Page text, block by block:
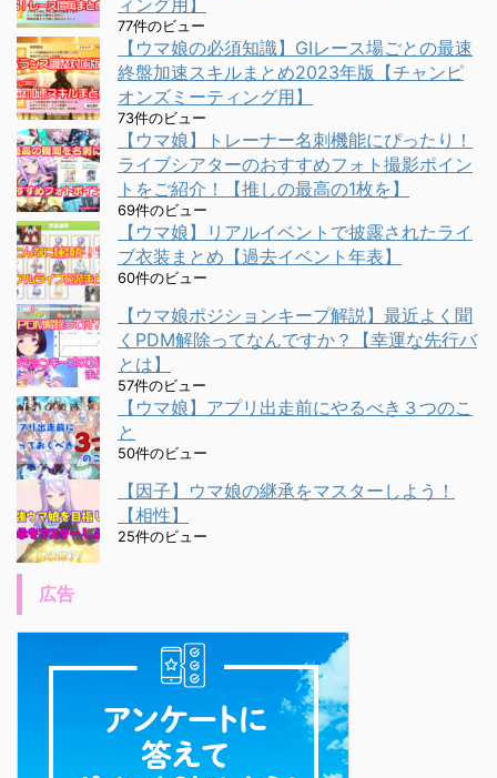
ィング用】
77件のビュー
【ウマ娘の必須知識】GⅠレース場ごとの最速
終盤加速スキルまとめ2023年版【チャンピ
オンズミーティング用】
73件のビュー
【ウマ娘】トレーナー名刺機能にぴったり！
ライブシアターのおすすめフォト撮影ポイン
トをご紹介！【推しの最高の1枚を】
69件のビュー
【ウマ娘】リアルイベントで披露されたライ
ブ衣装まとめ【過去イベント年表】
60件のビュー
【ウマ娘ポジションキープ解説】最近よく聞
くPDM解除ってなんですか？【幸運な先行バ
とは】
57件のビュー
【ウマ娘】アプリ出走前にやるべき３つのこ
と
50件のビュー
【因子】ウマ娘の継承をマスターしよう！
【相性】
25件のビュー
広告